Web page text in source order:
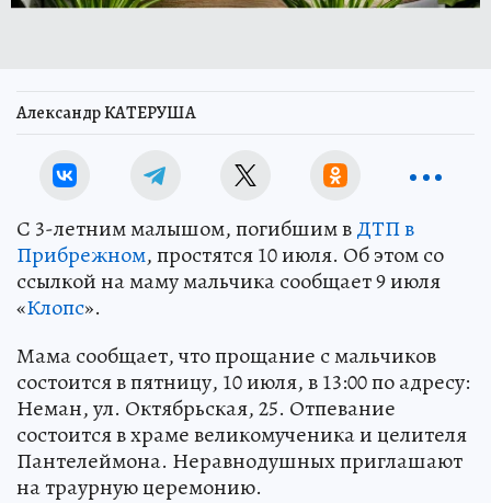
Александр КАТЕРУША
С 3-летним малышом, погибшим вДТП в
Прибрежном, простятся 10 июля. Об этом со
ссылкой на маму мальчика сообщает 9 июля
«Клопс».
Мама сообщает, что прощание с мальчиков
состоится в пятницу, 10 июля, в 13:00 по адресу:
Неман, ул. Октябрьская, 25. Отпевание
состоится в храме великомученика и целителя
Пантелеймона. Неравнодушных приглашают
на траурную церемонию.